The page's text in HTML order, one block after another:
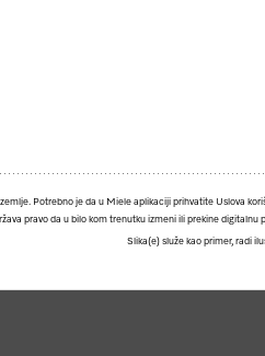
režimima.
Potrebno je da u Miele aplikaciji prihvatite Uslova
pravo da u bilo kom trenutku izmeni ili prekine digitalnu
Slika(e) služe kao primer, radi